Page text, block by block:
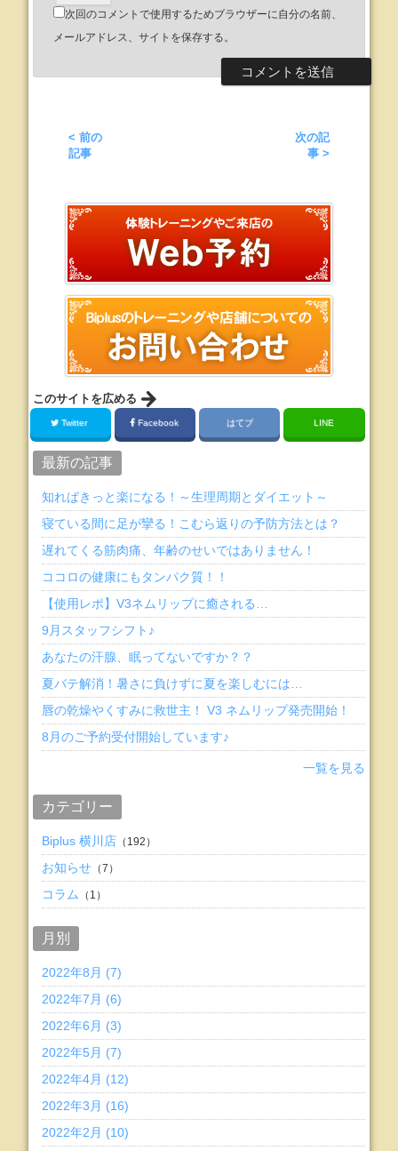
次回のコメントで使用するためブラウザーに自分の名前、
メールアドレス、サイトを保存する。
< 前の
記事
次の記
事 >
このサイトを広める
Twitter Facebook はてブ LINE
最新の記事
知ればきっと楽になる！～生理周期とダイエット～
寝ている間に足が攣る！こむら返りの予防方法とは？
遅れてくる筋肉痛、年齢のせいではありません！
ココロの健康にもタンパク質！！
【使用レポ】V3ネムリップに癒される…
9月スタッフシフト♪
あなたの汗腺、眠ってないですか？？
夏バテ解消！暑さに負けずに夏を楽しむには…
唇の乾燥やくすみに救世主！ V3 ネムリップ発売開始！
8月のご予約受付開始しています♪
一覧を見る
カテゴリー
Biplus 横川店 （192）
お知らせ （7）
コラム （1）
月別
2022年8月 (7)
2022年7月 (6)
2022年6月 (3)
2022年5月 (7)
2022年4月 (12)
2022年3月 (16)
2022年2月 (10)